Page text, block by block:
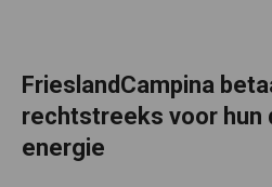
FrieslandCampina
rechtstreeks voor hun
energie